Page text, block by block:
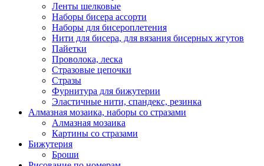
Ленты шелковые
Наборы бисера ассорти
Наборы для бисероплетения
Нити для бисера, для вязания бисерных жгутов
Пайетки
Проволока, леска
Стразовые цепочки
Стразы
Фурнитура для бижутерии
Эластичные нити, спандекс, резинка
Алмазная мозаика, наборы со стразами
Алмазная мозаика
Картины co стразами
Бижутерия
Броши